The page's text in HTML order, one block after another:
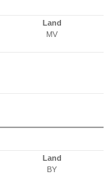
Land
MV
Land
BY